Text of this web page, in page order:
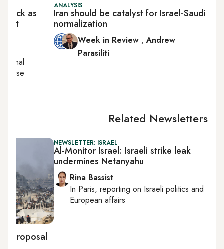
ANALYSIS
Iran should be catalyst for Israel-Saudi
normalization
Week in Review ,Andrew
Parasiliti
stuck as
Related Newsletters
NEWSLETTER: ISRAEL
Al-Monitor Israel: Israeli strike leak
undermines Netanyahu
Rina Bassist
In Paris, reporting on Israeli politics and
European affairs
proposal